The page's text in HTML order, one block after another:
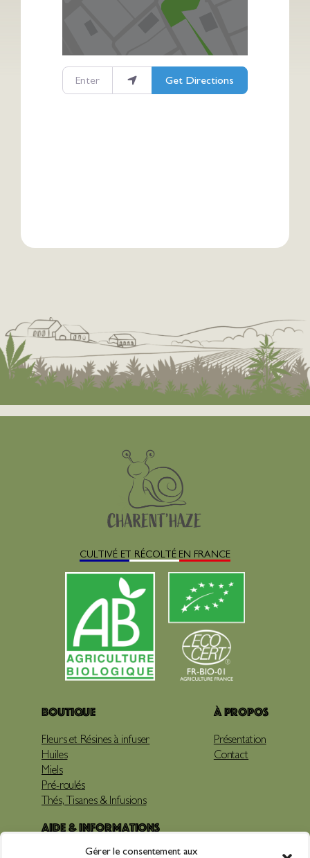
Gérer le consentement aux
Enter your location
Get Directions
CULTIVÉ ET RÉCOLTÉ EN FRANCE
Boutique
Fleurs et Résines à infuser
Huiles
Miels
Pré-roulés
Thés, Tisanes & Infusions
À propos
Présentation
Contact
Aide & Informations